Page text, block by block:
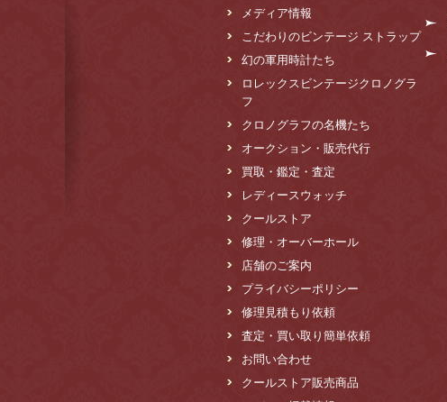
メディア情報
こだわりのビンテージ ストラップ
幻の軍用時計たち
ロレックスビンテージクロノグラ
フ
クロノグラフの名機たち
オークション・販売代行
買取・鑑定・査定
レディースウォッチ
クールストア
修理・オーバーホール
店舗のご案内
プライバシーポリシー
修理見積もり依頼
査定・買い取り簡単依頼
お問い合わせ
クールストア販売商品